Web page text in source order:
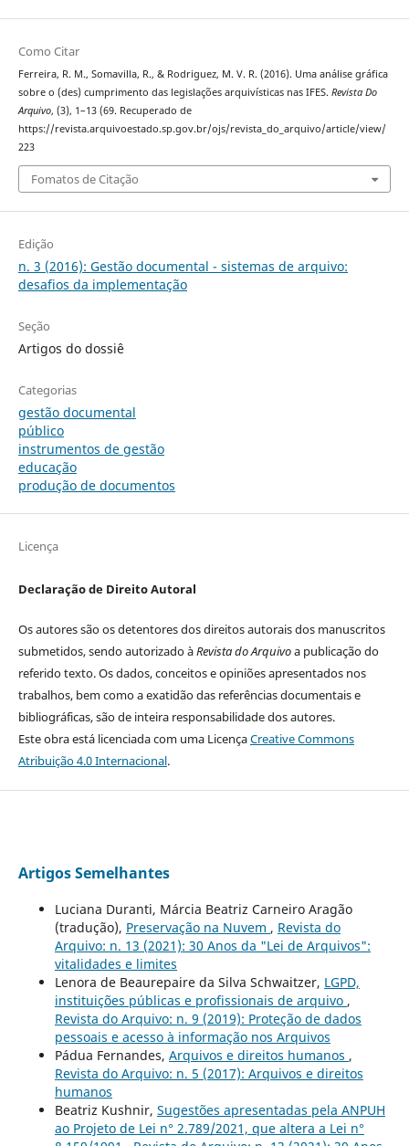
Como Citar
Ferreira, R. M., Somavilla, R., & Rodriguez, M. V. R. (2016). Uma análise gráfica
sobre o (des) cumprimento das legislações arquivísticas nas IFES. Revista Do
Arquivo, (3), 1–13 (69. Recuperado de
https://revista.arquivoestado.sp.gov.br/ojs/revista_do_arquivo/article/view/
223
Fomatos de Citação
Edição
n. 3 (2016): Gestão documental - sistemas de arquivo:
desafios da implementação
Seção
Artigos do dossiê
Categorias
gestão documental
público
instrumentos de gestão
educação
produção de documentos
Licença
Declaração de Direito Autoral
Os autores são os detentores dos direitos autorais dos manuscritos
submetidos, sendo autorizado àRevista do Arquivoa publicação do
referido texto. Os dados, conceitos e opiniões apresentados nos
trabalhos, bem como a exatidão das referências documentais e
bibliográficas, são de inteira responsabilidade dos autores.
Este obra está licenciada com uma LicençaCreative Commons
Atribuição 4.0 Internacional.
Artigos Semelhantes
Luciana Duranti, Márcia Beatriz Carneiro Aragão
(tradução), Preservação na Nuvem , Revista do
Arquivo: n. 13 (2021): 30 Anos da "Lei de Arquivos":
vitalidades e limites
Lenora de Beaurepaire da Silva Schwaitzer, LGPD,
instituições públicas e profissionais de arquivo ,
Revista do Arquivo: n. 9 (2019): Proteção de dados
pessoais e acesso à informação nos Arquivos
Pádua Fernandes, Arquivos e direitos humanos ,
Revista do Arquivo: n. 5 (2017): Arquivos e direitos
humanos
Beatriz Kushnir, Sugestões apresentadas pela ANPUH
ao Projeto de Lei n° 2.789/2021, que altera a Lei n°